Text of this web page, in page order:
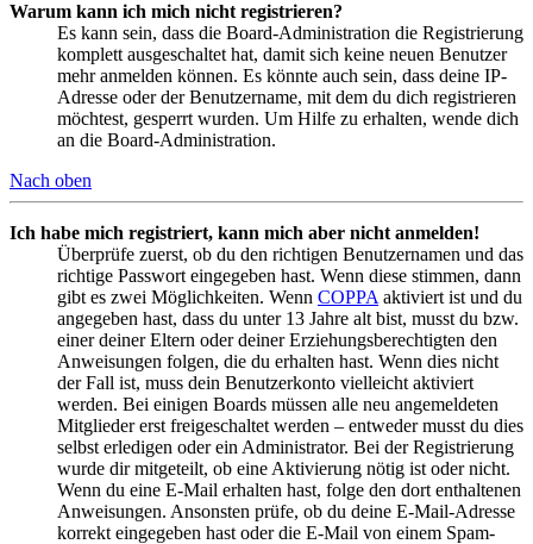
Warum kann ich mich nicht registrieren?
Es kann sein, dass die Board-Administration die Registrierung
komplett ausgeschaltet hat, damit sich keine neuen Benutzer
mehr anmelden können. Es könnte auch sein, dass deine IP-
Adresse oder der Benutzername, mit dem du dich registrieren
möchtest, gesperrt wurden. Um Hilfe zu erhalten, wende dich
an die Board-Administration.
Nach oben
Ich habe mich registriert, kann mich aber nicht anmelden!
Überprüfe zuerst, ob du den richtigen Benutzernamen und das
richtige Passwort eingegeben hast. Wenn diese stimmen, dann
gibt es zwei Möglichkeiten. Wenn COPPA aktiviert ist und du
angegeben hast, dass du unter 13 Jahre alt bist, musst du bzw.
einer deiner Eltern oder deiner Erziehungsberechtigten den
Anweisungen folgen, die du erhalten hast. Wenn dies nicht
der Fall ist, muss dein Benutzerkonto vielleicht aktiviert
werden. Bei einigen Boards müssen alle neu angemeldeten
Mitglieder erst freigeschaltet werden – entweder musst du dies
selbst erledigen oder ein Administrator. Bei der Registrierung
wurde dir mitgeteilt, ob eine Aktivierung nötig ist oder nicht.
Wenn du eine E-Mail erhalten hast, folge den dort enthaltenen
Anweisungen. Ansonsten prüfe, ob du deine E-Mail-Adresse
korrekt eingegeben hast oder die E-Mail von einem Spam-